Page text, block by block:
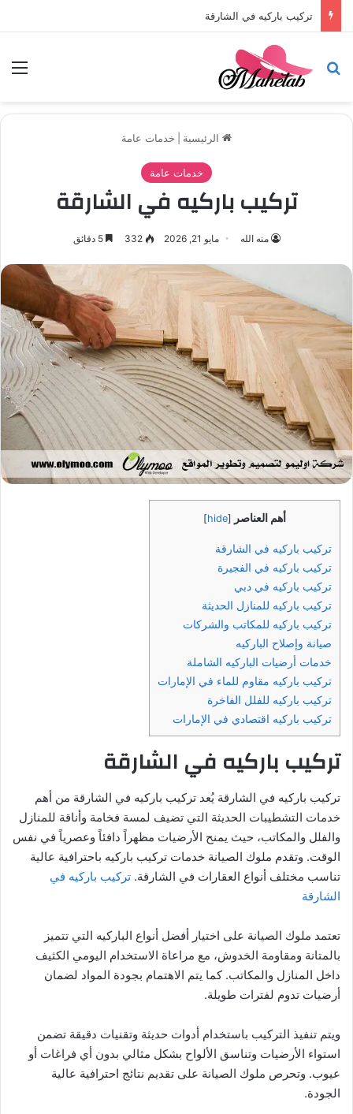
تركيب باركيه في أبوظبي
بحث عن
الرئيسية خدمات عامة
خدمات عامة
تركيب باركيه في الشارقة
منه الله مايو 21, 2026 332 5 دقائق
أهم العناصر [
hide
]
تركيب باركيه في الشارقة
تركيب باركيه في الفجيرة
تركيب باركيه في دبي
تركيب باركيه للمنازل الحديثة
تركيب باركيه للمكاتب والشركات
صيانة وإصلاح الباركيه
خدمات أرضيات الباركيه الشاملة
تركيب باركيه مقاوم للماء في الإمارات
تركيب باركيه للفلل الفاخرة
تركيب باركيه اقتصادي في الإمارات
تركيب باركيه في الشارقة
تركيب باركيه في الشارقة يُعد تركيب باركيه في الشارقة من أهم
خدمات التشطيبات الحديثة التي تضيف لمسة فخامة وأناقة للمنازل
والفلل والمكاتب، حيث يمنح الأرضيات مظهراً دافئاً وعصرياً في نفس
الوقت. وتقدم ملوك الصيانة خدمات تركيب باركيه باحترافية عالية
تناسب مختلف أنواع العقارات في الشارقة. تركيب باركيه في
الشارقة
تعتمد ملوك الصيانة على اختيار أفضل أنواع الباركيه التي تتميز
بالمتانة ومقاومة الخدوش، مع مراعاة الاستخدام اليومي الكثيف
داخل المنازل والمكاتب. كما يتم الاهتمام بجودة المواد لضمان
أرضيات تدوم لفترات طويلة.
ويتم تنفيذ التركيب باستخدام أدوات حديثة وتقنيات دقيقة تضمن
استواء الأرضيات وتناسق الألواح بشكل مثالي بدون أي فراغات أو
عيوب. وتحرص ملوك الصيانة على تقديم نتائج احترافية عالية
الجودة.